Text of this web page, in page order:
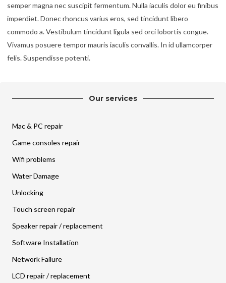
semper magna nec suscipit fermentum. Nulla iaculis dolor eu finibus
imperdiet. Donec rhoncus varius eros, sed tincidunt libero
commodo a. Vestibulum tincidunt ligula sed orci lobortis congue.
Vivamus posuere tempor mauris iaculis convallis. In id ullamcorper
felis. Suspendisse potenti.
Our services
Mac & PC repair
Game consoles repair
Wifi problems
Water Damage
Unlocking
Touch screen repair
Speaker repair / replacement
Software Installation
Network Failure
LCD repair / replacement